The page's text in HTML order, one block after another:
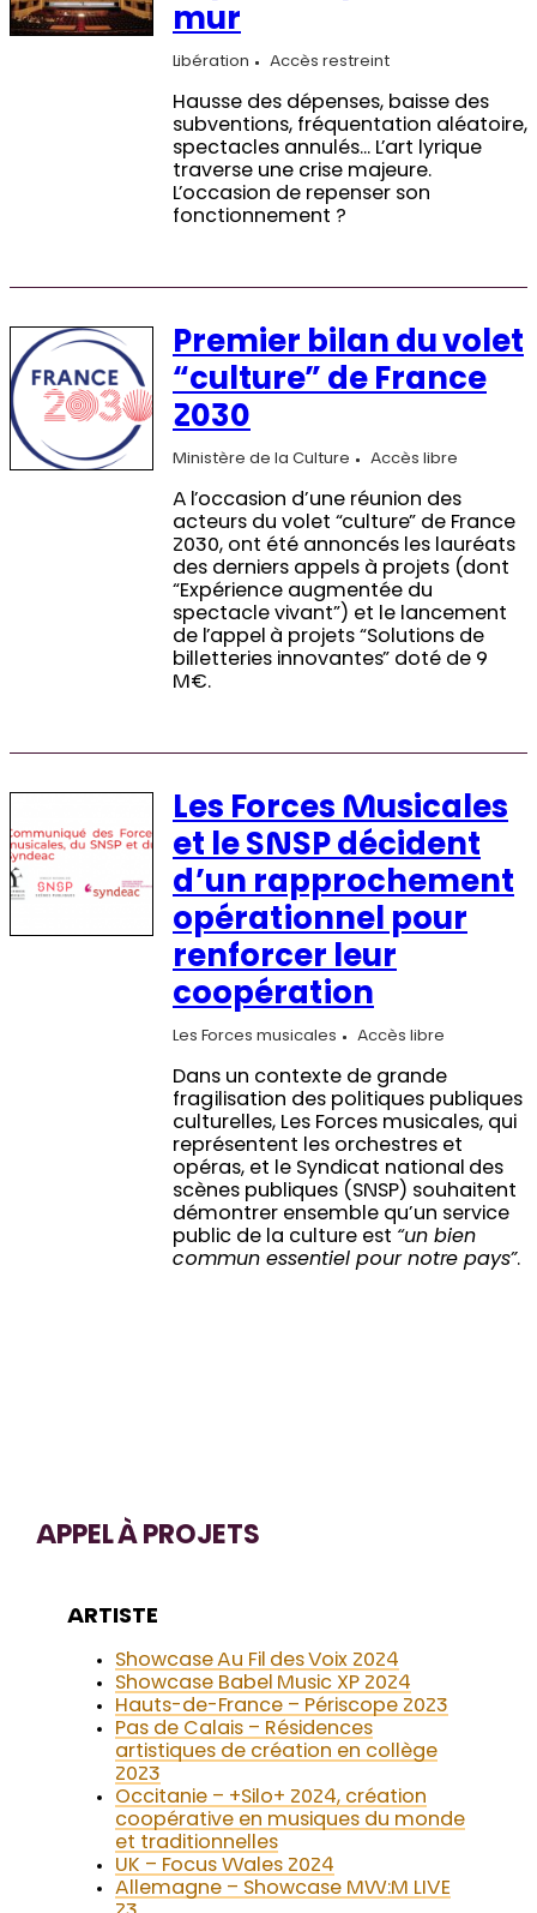
mur
Libération Accès restreint
Hausse des dépenses, baisse des
subventions, fréquentation aléatoire,
spectacles annulés… L’art lyrique
traverse une crise majeure.
L’occasion de repenser son
fonctionnement ?
Premier bilan du volet
“culture” de France
2030
Ministère de la Culture Accès libre
A l’occasion d’une réunion des
acteurs du volet “culture” de France
2030, ont été annoncés les lauréats
des derniers appels à projets (dont
“Expérience augmentée du
spectacle vivant”) et le lancement
de l’appel à projets “Solutions de
billetteries innovantes” doté de 9
M€.
Les Forces Musicales
et le SNSP décident
d’un rapprochement
opérationnel pour
renforcer leur
coopération
Les Forces musicales Accès libre
Dans un contexte de grande
fragilisation des politiques publiques
culturelles, Les Forces musicales, qui
représentent les orchestres et
opéras, et le Syndicat national des
scènes publiques (SNSP) souhaitent
démontrer ensemble qu’un service
public de la culture est “un bien
commun essentiel pour notre pays”.
APPEL À PROJETS
ARTISTE
Showcase Au Fil des Voix 2024
Showcase Babel Music XP 2024
Hauts-de-France – Périscope 2023
Pas de Calais – Résidences
artistiques de création en collège
2023
Occitanie – +Silo+ 2024, création
coopérative en musiques du monde
et traditionnelles
UK – Focus Wales 2024
Allemagne – Showcase MW:M LIVE